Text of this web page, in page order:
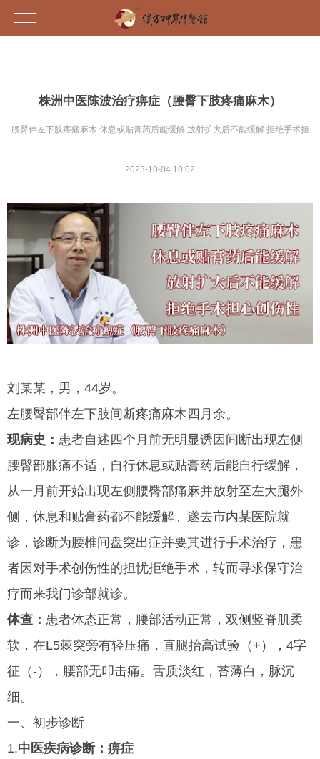
株洲中医陈波治疗痹症（腰臀下肢疼痛麻木）
腰臀伴左下肢疼痛麻木 休息或贴膏药后能缓解 放射扩大后不能缓解 拒绝手术担
2023-10-04 10:02
刘某某，男，44岁。
左腰臀部伴左下肢间断疼痛麻木四月余。
现病史： 患者自述四个月前无明显诱因间断出现左侧
腰臀部胀痛不适，自行休息或贴膏药后能自行缓解，
从一月前开始出现左侧腰臀部痛麻并放射至左大腿外
侧，休息和贴膏药都不能缓解。遂去市内某医院就
诊，诊断为腰椎间盘突出症并要其进行手术治疗，患
者因对手术创伤性的担忧拒绝手术，转而寻求保守治
疗而来我门诊部就诊。
体查： 患者体态正常，腰部活动正常，双侧竖脊肌柔
软，在L5棘突旁有轻压痛，直腿抬高试验（+），4字
征（-），腰部无叩击痛。舌质淡红，苔薄白，脉沉
细。
一、初步诊断
1.中医疾病诊断：痹症